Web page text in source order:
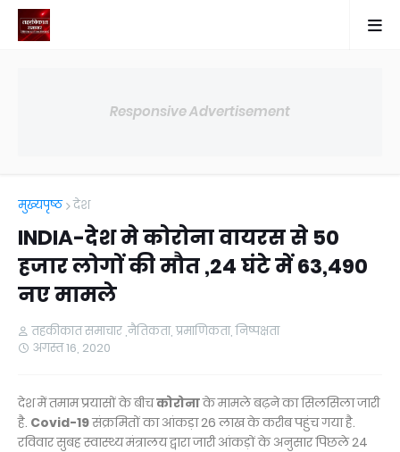
Responsive Advertisement
मुख्यपृष्ठ देश
INDIA-देश मे कोरोना वायरस से 50
हजार लोगों की मौत ,24 घंटे में 63,490
नए मामले
तहकीकात समाचार ,नैतिकता, प्रमाणिकता, निष्पक्षता
अगस्त 16, 2020
देश में तमाम प्रयासों के बीचकोरोनाके मामले बढ़ने का सिलसिला जारी
है. Covid-19संक्रमितों का आंकड़ा 26 लाख के करीब पहुंच गया है.
रविवार सुबह स्वास्थ्य मंत्रालय द्वारा जारी आंकड़ों के अनुसार पिछले 24